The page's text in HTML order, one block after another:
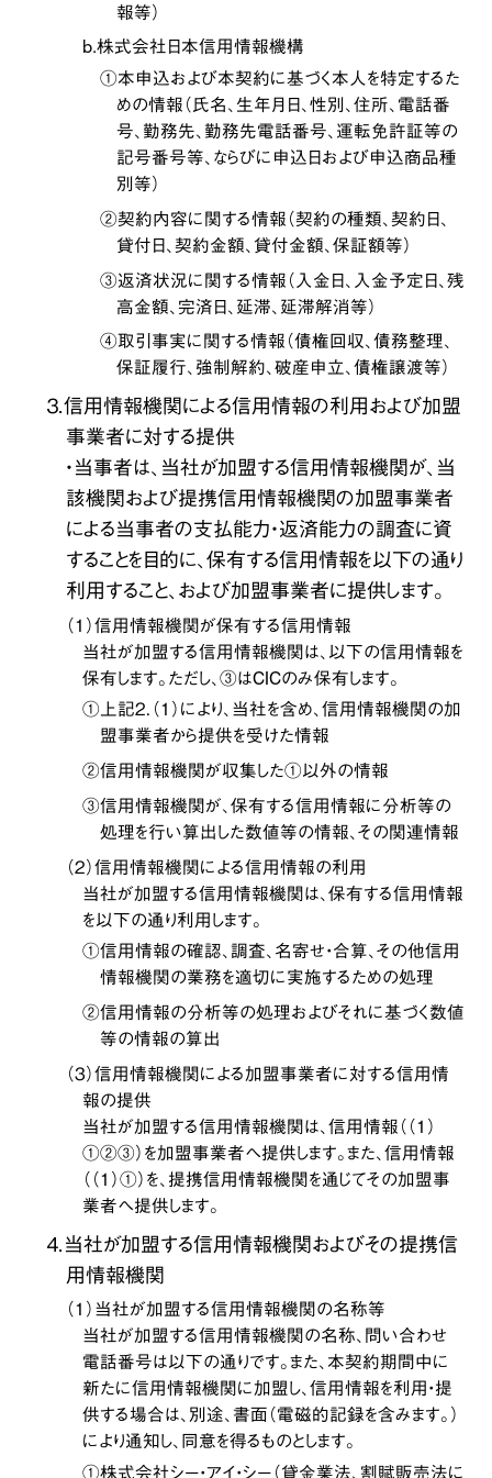
報等）
b.株式会社日本信用情報機構
①本申込および本契約に基づく本人を特定するた
めの情報（氏名、生年月日、性別、住所、電話番
号、勤務先、勤務先電話番号、運転免許証等の
記号番号等、ならびに申込日および申込商品種
別等）
②契約内容に関する情報（契約の種類、契約日、
貸付日、契約金額、貸付金額、保証額等）
③返済状況に関する情報（入金日、入金予定日、残
高金額、完済日、延滞、延滞解消等）
④取引事実に関する情報（債権回収、債務整理、
保証履行、強制解約、破産申立、債権譲渡等）
３．信用情報機関による信用情報の利用および加盟
事業者に対する提供
・当事者は、当社が加盟する信用情報機関が、当
該機関および提携信用情報機関の加盟事業者
による当事者の支払能力・返済能力の調査に資
することを目的に、保有する信用情報を以下の通り
利用すること、および加盟事業者に提供します。
（１）信用情報機関が保有する信用情報
当社が加盟する信用情報機関は、以下の信用情報を
保有します。ただし、③はCICのみ保有します。
①上記２．（１）により、当社を含め、信用情報機関の加
盟事業者から提供を受けた情報
②信用情報機関が収集した①以外の情報
③信用情報機関が、保有する信用情報に分析等の
処理を行い算出した数値等の情報、その関連情報
（２）信用情報機関による信用情報の利用
当社が加盟する信用情報機関は、保有する信用情報
を以下の通り利用します。
①信用情報の確認、調査、名寄せ・合算、その他信用
情報機関の業務を適切に実施するための処理
②信用情報の分析等の処理およびそれに基づく数値
等の情報の算出
（３）信用情報機関による加盟事業者に対する信用情
報の提供
当社が加盟する信用情報機関は、信用情報（（１）
①②③）を加盟事業者へ提供します。また、信用情報
（（１）①）を、提携信用情報機関を通じてその加盟事
業者へ提供します。
４．当社が加盟する信用情報機関およびその提携信
用情報機関
（１）当社が加盟する信用情報機関の名称等
当社が加盟する信用情報機関の名称、問い合わせ
電話番号は以下の通りです。また、本契約期間中に
新たに信用情報機関に加盟し、信用情報を利用・提
供する場合は、別途、書面（電磁的記録を含みます。）
により通知し、同意を得るものとします。
①株式会社シー・アイ・シー（貸金業法、割賦販売法に